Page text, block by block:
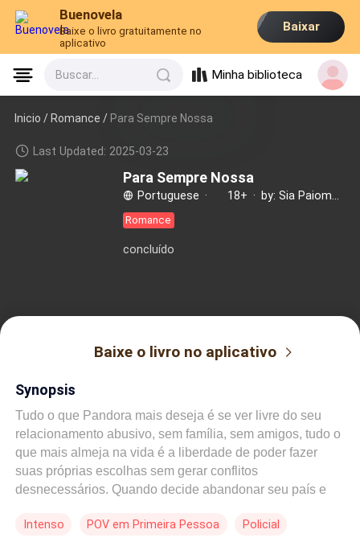
Buenovela
Baixe o livro gratuitamente no
aplicativo
Baixar
Buscar... Minha biblioteca
Inicio /Romance / Para Sempre Nossa
Last Updated: 2025-03-23
Para Sempre Nossa
Portuguese · 18+ ·
Romance
concluído
Baixe o livro no aplicativo
Synopsis
Tudo o que Pandora mais deseja é se ver livre do seu
relacionamento abusivo, sem família, sem amigos, tudo o
que mais almeja na vida é a liberdade de poder fazer
suas próprias escolhas sem gerar conflitos
desnecessários. Quando decide abandonar seu país e
recomeço de vida longe daquele que promete destruí-la a
Intenso POV em Primeira Pessoa Policial